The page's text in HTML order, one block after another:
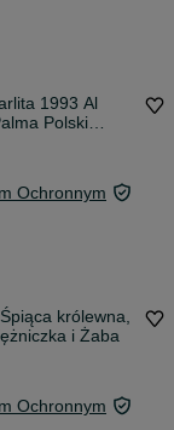
1993 Al
Polski
Ochronnym
królewna,
i Żaba
Ochronnym